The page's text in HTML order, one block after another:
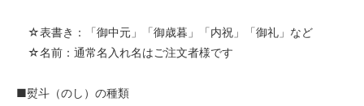
☆表書き：「御中元」「御歳暮」「内祝」「御礼」など
☆名前：通常名入れ名はご注文者様です
■熨斗（のし）の種類